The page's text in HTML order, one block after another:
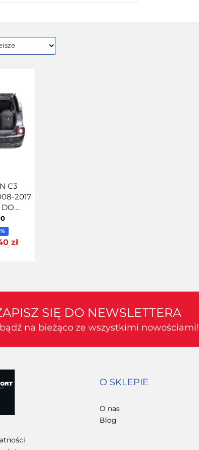
C3
2017
DO
3 SZT
zł
SIĘ DO NEWSLETTERA
na bieżąco ze wszystkimi nowościami!
O SKLEPIE
O nas
Blog